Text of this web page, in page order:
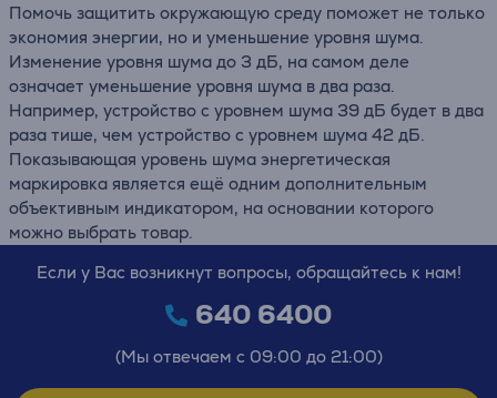
Помочь защитить окружающую среду поможет не только
экономия энергии, но и уменьшение уровня шума.
Изменение уровня шума до 3 дБ, на самом деле
означает уменьшение уровня шума в два раза.
Например, устройство с уровнем шума 39 дБ будет в два
раза тише, чем устройство с уровнем шума 42 дБ.
Показывающая уровень шума энергетическая
маркировка является ещё одним дополнительным
объективным индикатором, на основании которого
можно выбрать товар.
Если у Вас возникнут вопросы, обращайтесь к нам!
640 6400
(Мы отвечаем с 09:00 до 21:00)